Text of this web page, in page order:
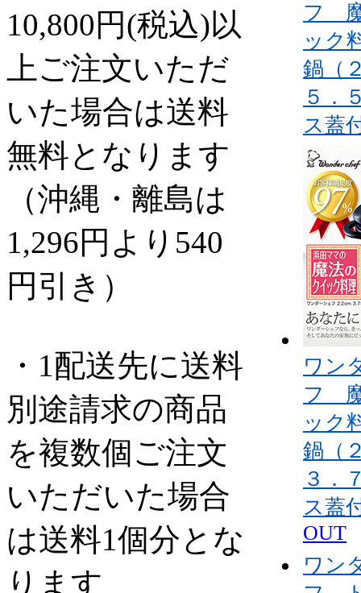
フ
ック
鍋（
５．
ス蓋
ワン
フ
ック
鍋（
３．
ス蓋
OUT
ワン
10,800円(税込)以
上ご注文いただ
いた場合は送料
無料となります
（沖縄・離島は
1,296円より540
円引き）
・1配送先に送料
別途請求の商品
を複数個ご注文
いただいた場合
は送料1個分とな
ります